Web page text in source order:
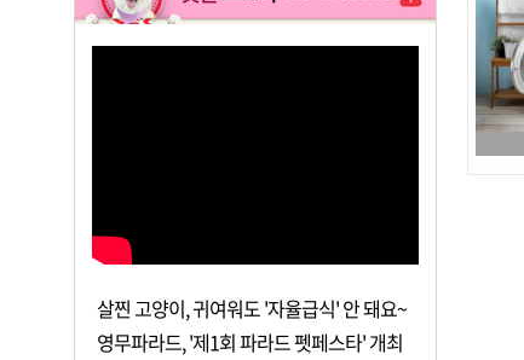
살찐 고양이, 귀여워도 '자율급식' 안 돼요~
영무파라드, '제1회 파라드 펫페스타' 개최